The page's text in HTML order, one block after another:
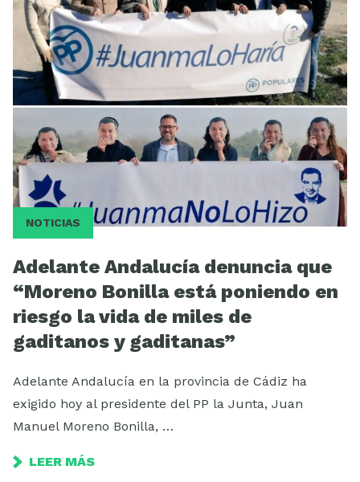
NOTICIAS
Adelante Andalucía denuncia que
“Moreno Bonilla está poniendo en
riesgo la vida de miles de
gaditanos y gaditanas”
Adelante Andalucía en la provincia de Cádiz ha
exigido hoy al presidente del PP la Junta, Juan
Manuel Moreno Bonilla, …
LEER MÁS